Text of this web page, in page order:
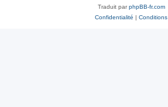
Traduit parphpBB-fr.com
Confidentialité | Conditions